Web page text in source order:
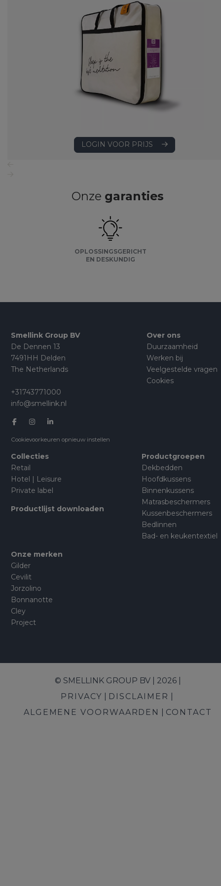
LOGIN VOOR PRIJS
Onze garanties
OPLOSSINGSGERICHT
EN DESKUNDIG
Smellink Group BV
De Dennen 13
7491HH Delden
The Netherlands
+31743771000
info@smellink.nl
Cookievoorkeuren opnieuw instellen
Over ons
Duurzaamheid
Werken bij
Veelgestelde vragen
Cookies
Collecties
Retail
Hotel | Leisure
Private label
Productlijst downloaden
Productgroepen
Dekbedden
Hoofdkussens
Binnenkussens
Matrasbeschermers
Kussenbeschermers
Bedlinnen
Bad- en keukentextiel
Onze merken
Gilder
Cevilit
Jorzolino
Bonnanotte
Cley
Project
© SMELLINK GROUP BV | 2026 |
PRIVACY
DISCLAIMER
ALGEMENE VOORWAARDEN
CONTACT